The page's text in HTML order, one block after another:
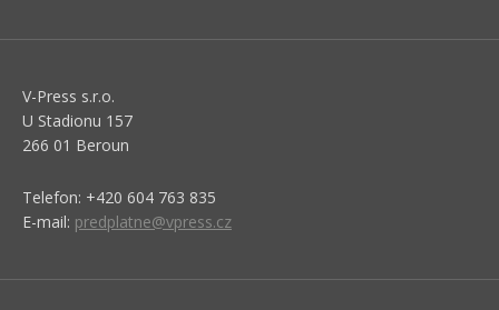
V-Press s.r.o.
U Stadionu 157
266 01 Beroun
Telefon: +420 604 763 835
E-mail: predplatne@vpress.cz